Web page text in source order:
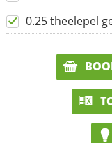
0.25 theelepel